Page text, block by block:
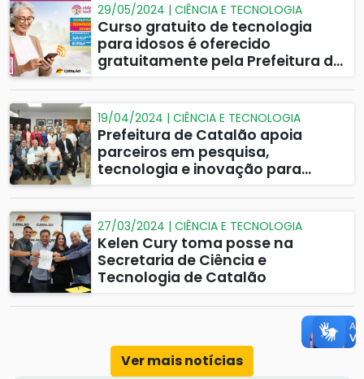
29/05/2024 | CIÊNCIA E TECNOLOGIA
Curso gratuito de tecnologia
para idosos é oferecido
gratuitamente pela Prefeitura de
19/04/2024 | CIÊNCIA E TECNOLOGIA
Prefeitura de Catalão apoia
parceiros em pesquisa,
tecnologia e inovação para
agricultura
27/03/2024 | CIÊNCIA E TECNOLOGIA
Kelen Cury toma posse na
Secretaria de Ciência e
Tecnologia de Catalão
Ver mais notícias